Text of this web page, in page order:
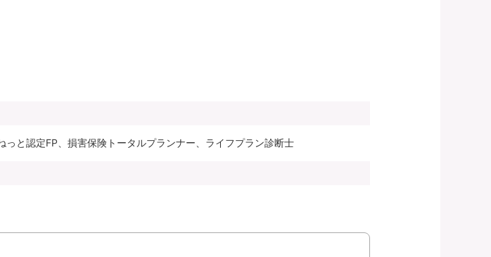
と認定FP、損害保険トータルプランナー、ライフプラン診断士